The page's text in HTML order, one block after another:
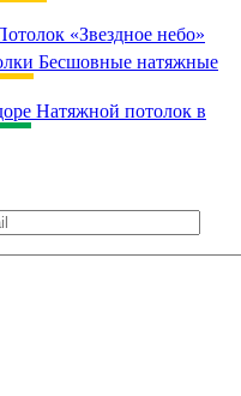
«Звездное небо»
Бесшовные натяжные
Натяжной потолок в